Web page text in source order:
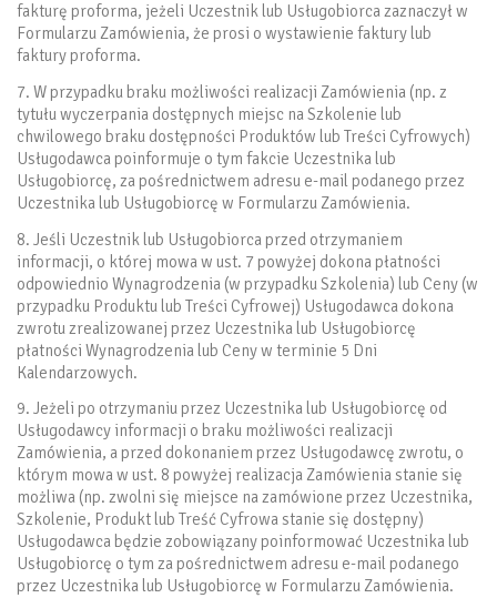
fakturę proforma, jeżeli Uczestnik lub Usługobiorca zaznaczył w
Formularzu Zamówienia, że prosi o wystawienie faktury lub
faktury proforma.
7. W przypadku braku możliwości realizacji Zamówienia (np. z
tytułu wyczerpania dostępnych miejsc na Szkolenie lub
chwilowego braku dostępności Produktów lub Treści Cyfrowych)
Usługodawca poinformuje o tym fakcie Uczestnika lub
Usługobiorcę, za pośrednictwem adresu e-mail podanego przez
Uczestnika lub Usługobiorcę w Formularzu Zamówienia.
8. Jeśli Uczestnik lub Usługobiorca przed otrzymaniem
informacji, o której mowa w ust. 7 powyżej dokona płatności
odpowiednio Wynagrodzenia (w przypadku Szkolenia) lub Ceny (w
przypadku Produktu lub Treści Cyfrowej) Usługodawca dokona
zwrotu zrealizowanej przez Uczestnika lub Usługobiorcę
płatności Wynagrodzenia lub Ceny w terminie 5 Dni
Kalendarzowych.
9. Jeżeli po otrzymaniu przez Uczestnika lub Usługobiorcę od
Usługodawcy informacji o braku możliwości realizacji
Zamówienia, a przed dokonaniem przez Usługodawcę zwrotu, o
którym mowa w ust. 8 powyżej realizacja Zamówienia stanie się
możliwa (np. zwolni się miejsce na zamówione przez Uczestnika,
Szkolenie, Produkt lub Treść Cyfrowa stanie się dostępny)
Usługodawca będzie zobowiązany poinformować Uczestnika lub
Usługobiorcę o tym za pośrednictwem adresu e-mail podanego
przez Uczestnika lub Usługobiorcę w Formularzu Zamówienia.